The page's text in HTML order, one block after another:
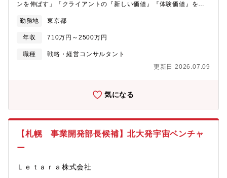
く」だけでなく、「変革が現場で動き、成果が出るところまでや
案・中期経営計画策定・事業計画策定・新規事業構想／立ち上げ
（0→1）・M&A／アライアンス検討・DX推進（業務・営業・マ
援・組織開発／人事制度設計、組織改革・業務生産性向上・営業
力強化／研修設計・商品／サービス開発【プロジェクトの特
携われる・過去の成功事例やノウハウを活用したプロジェクトへ
参画するため、コンサル未経験でもキャッチアップしやすい環
境・業界内企業だけではなく、住宅・不動産市場へ参入する異業
種企業の新規事業支援にも携われる【コンサルティングスタイ
ル】・対業界企業向け：経営層が直接のクライアントとなるケー
スが多く、意思決定に入り込み、現場実装まで伴走します。・対
業界外企業向け：業界の巨大市場に変革を起こしたい企業（大手
伴走まで支援します。・業界変革活動：業界内外のプレイヤーと
ンを伸ばす」「クライアントの『新しい価値』『体験価値』を創
Visonの下、「体験価値」を起点とした企業価値の創出や社会変革
を推進しています。※顧客価値創造戦略ユニットは2つのサービス
ラインと2つのインダストリによって構成されており、選考はそれ
ぞれのプロセスにて実施いたします。■サービスライン：1.体験価
ケア 4.Sports & Entertainment【業務内容】1.体験価値創造
点構築支援（体験デザイン）・公共（独立行政法人）：エンター
テイメント商材に関する新規事業開発・実行支援・楽器メーカ
ー：サービス企画構想・不動産開発企業：大型再開発プロジェク
トにおけるアプリ構想（体験デザイン）・金融：決済アプリ開発
支援（CX改革）2.新規事業/ビジネスモデル変革■新規事業開発・
大手情報通信メーカーの特定技術領域での新規事業開発支援・大
手リース事業者の新規事業創出支援・大手エンタメ事業者との共
ングビジネスモデルシフト・大手物販事業者の新インダストリー
勤務地 東京都
年収 710万円～2500万円
職種
戦略・経営コンサルタント
更新日 2026.07.09
気になる
【札幌 事業開発部長候補】北大発宇宙ベンチャ
ー
Ｌｅｔａｒａ株式会社